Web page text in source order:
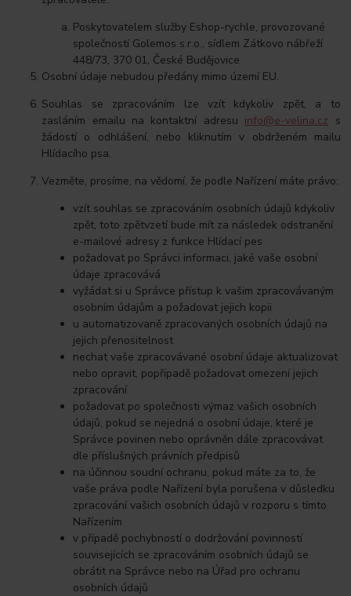
Poskytovatelem služby Eshop-rychle, provozované
společností Golemos s.r.o., sídlem Zátkovo nábřeží
448/73, 370 01, České Budějovice
Osobní údaje nebudou předány mimo území EU.
Souhlas se zpracováním lze vzít kdykoliv zpět, a to
zasláním emailu na kontaktní adresu info@e-velina.cz s
žádostí o odhlášení, nebo kliknutím v obdrženém mailu
Hlídacího psa.
Vezměte, prosíme, na vědomí, že podle Nařízení máte právo:
vzít souhlas se zpracováním osobních údajů kdykoliv
zpět, toto zpětvzetí bude mít za následek odstranění
e-mailové adresy z funkce Hlídací pes
požadovat po Správci informaci, jaké vaše osobní
údaje zpracovává
vyžádat si u Správce přístup k vašim zpracovávaným
osobním údajům a požadovat jejich kopii
u automatizovaně zpracovaných osobních údajů na
jejich přenositelnost
nechat vaše zpracovávané osobní údaje aktualizovat
nebo opravit, popřípadě požadovat omezení jejich
zpracování
požadovat po společnosti výmaz vašich osobních
údajů, pokud se nejedná o osobní údaje, které je
Správce povinen nebo oprávněn dále zpracovávat
dle příslušných právních předpisů
na účinnou soudní ochranu, pokud máte za to, že
vaše práva podle Nařízení byla porušena v důsledku
zpracování vašich osobních údajů v rozporu s tímto
Nařízením
v případě pochybností o dodržování povinností
souvisejících se zpracováním osobních údajů se
obrátit na Správce nebo na Úřad pro ochranu
osobních údajů